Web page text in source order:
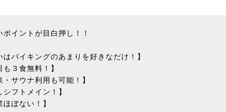
ポイントが目白押し！！
はバイキングのあまりを好きなだけ！】
も３食無料！】
・サウナ利用も可能！】
シフトメイン！】
ほぼない！】